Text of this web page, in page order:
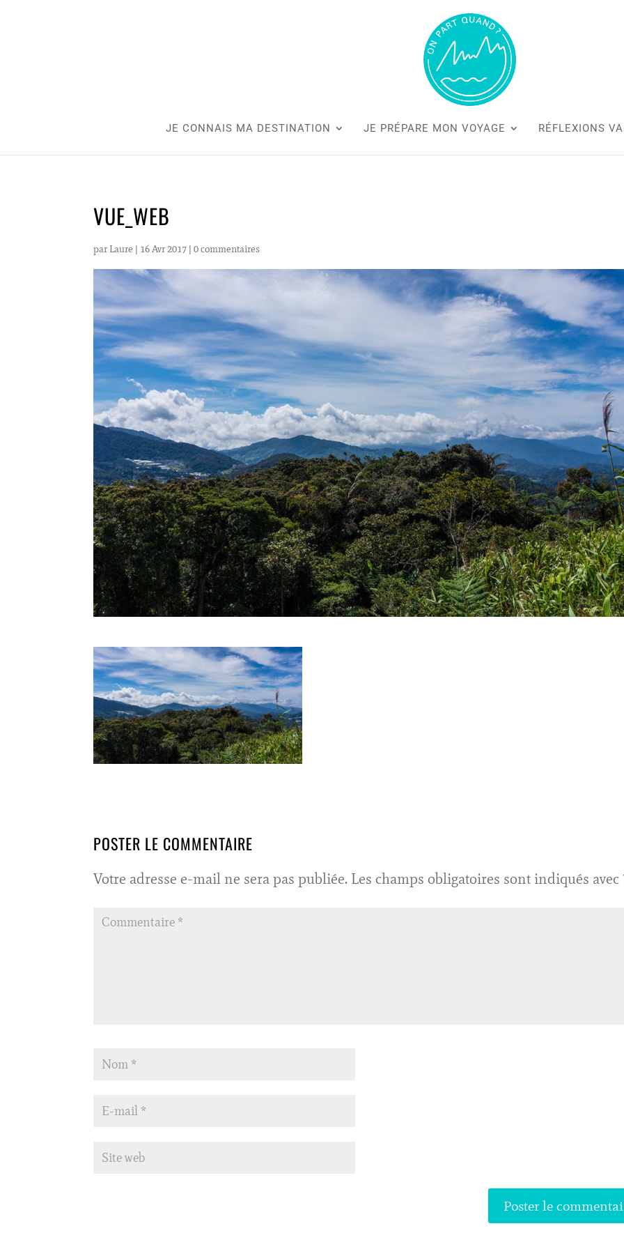
JE CONNAIS MA DESTINATION JE PRÉPARE MON VOYAGE RÉFLEXIONS
VUE_WEB
par Laure | 16 Avr 2017 |0 commentaires
POSTER LE COMMENTAIRE
Votre adresse e-mail ne sera pas publiée. Les champs obligatoires sont indiqués avec